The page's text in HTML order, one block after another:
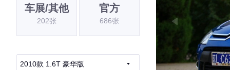
车展/其他
202张
官方
686张
2010款 1.6T 豪华版